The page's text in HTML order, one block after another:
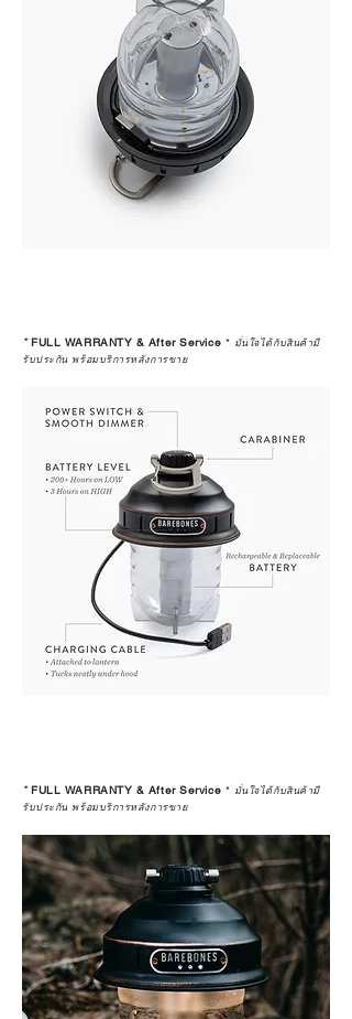
*FULL WARRANTY & After Service * มั่นใจได้กับสินค้ามี
รับประกัน พร้อมบริการหลังการขาย
*FULL WARRANTY & After Service * มั่นใจได้กับสินค้ามี
รับประกัน พร้อมบริการหลังการขาย